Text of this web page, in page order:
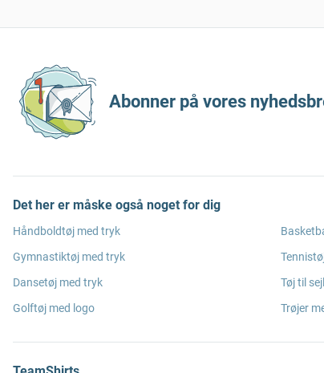
Abonner på vores
Det her er måske også noget for dig
Håndboldtøj med tryk
Gymnastiktøj med tryk
Dansetøj med tryk
Golftøj med logo
Tøj til
Trøjer